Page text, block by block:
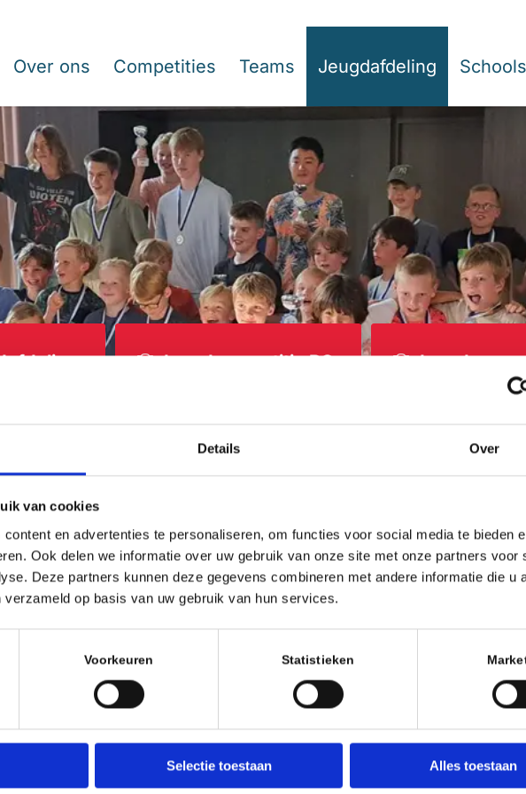
Details Over
van cookies
en advertenties te personaliseren, om functies voor social media te bieden
Ook delen we informatie over uw gebruik van onze site met onze partners voor
Deze partners kunnen deze gegevens combineren met andere informatie die u
op basis van uw gebruik van hun services.
Voorkeuren Statistieken
Selectie toestaan Alles toestaan
Over ons Competities Teams Jeugdafdeling
Jeugdcompetitie BO
Jeugdcompetitie archief